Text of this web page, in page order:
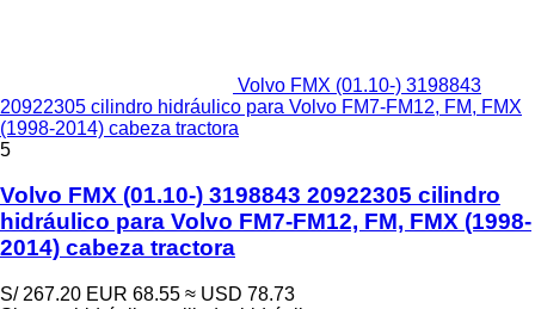
Volvo FMX (01.10-) 3198843
20922305 cilindro hidráulico para Volvo FM7-FM12, FM, FMX
(1998-2014) cabeza tractora
5
Volvo FMX (01.10-) 3198843 20922305 cilindro
hidráulico para Volvo FM7-FM12, FM, FMX (1998-
2014) cabeza tractora
S/ 267.20 EUR 68.55 ≈ USD 78.73